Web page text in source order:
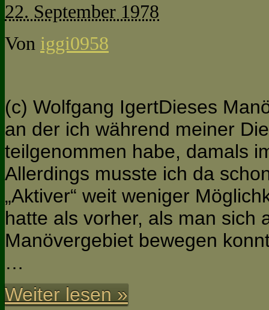
22. September 1978
Von iggi0958
(c) Wolfgang IgertDieses
an der ich während meiner
teilgenommen habe, damals
Allerdings musste ich da
„Aktiver“ weit weniger
hatte als vorher, als man sich
Manövergebiet bewegen
…
Weiter lesen »